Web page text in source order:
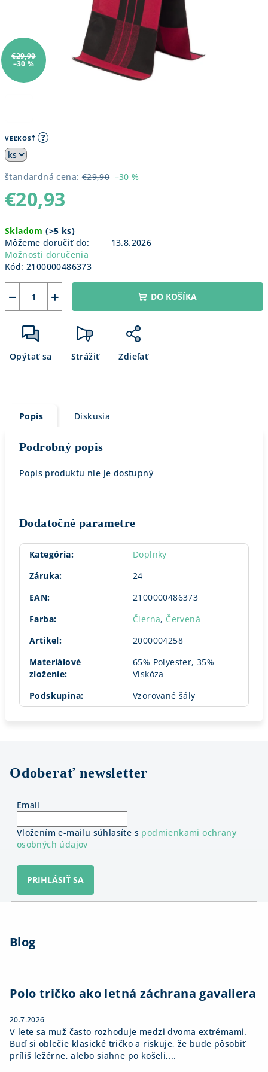
VEĽKOSŤ ?
štandardná cena: €29,90 –30 %
€20,93
cena:
Skladom(>5 ks)
Môžeme doručiť do:
13.8.2026
Možnosti doručenia
Kód: 2100000486373
+
− DO KOŠÍKA
Opýtať sa Strážiť Zdieľať
€29,90
–30 %
Popis Diskusia
Podrobný popis
Popis produktu nie je dostupný
Dodatočné parametre
Kategória:
Doplnky
Záruka:
24
EAN:
2100000486373
Farba: Čierna, Červená
Artikel:
2000004258
Materiálové
zloženie:
65% Polyester, 35%
Viskóza
Podskupina: Vzorované šály
Odoberať newsletter
Email
Vložením e-mailu súhlasíte s podmienkami ochrany
osobných údajov
PRIHLÁSIŤ SA
Blog
Polo tričko ako letná záchrana gavaliera
20.7.2026
V lete sa muž často rozhoduje medzi dvoma extrémami.
Buď si oblečie klasické tričko a riskuje, že bude pôsobiť
príliš ležérne, alebo siahne po košeli,...